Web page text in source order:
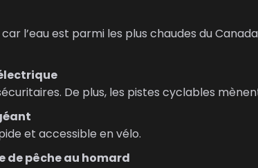
l’eau est parmi les plus chaudes du
De plus, les pistes cyclables
et accessible en vélo.
de pêche au homard